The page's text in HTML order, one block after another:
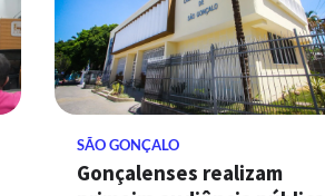
SÃO GONÇALO
Gonçalenses realizam